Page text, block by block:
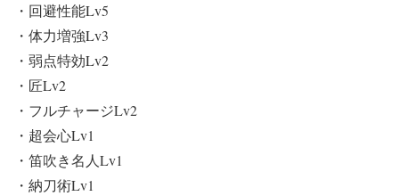
・回避性能Lv5
・体力増強Lv3
・弱点特効Lv2
・匠Lv2
・フルチャージLv2
・超会心Lv1
・笛吹き名人Lv1
・納刀術Lv1